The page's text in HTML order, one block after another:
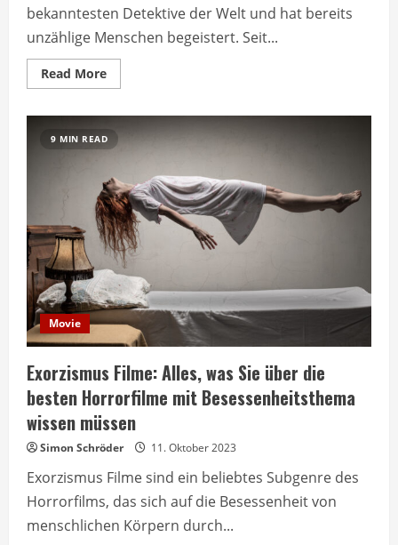
bekanntesten Detektive der Welt und hat bereits
unzählige Menschen begeistert. Seit...
Read MoreRead
more
Holmes
Filme:
Die
Verfilmungen
des
berühmten
Detektivs
9 MIN READ
Movie
Exorzismus Filme: Alles, was Sie über die
besten Horrorfilme mit Besessenheitsthema
wissen müssen
Simon Schröder 11. Oktober 2023
Exorzismus Filme sind ein beliebtes Subgenre des
Horrorfilms, das sich auf die Besessenheit von
menschlichen Körpern durch...